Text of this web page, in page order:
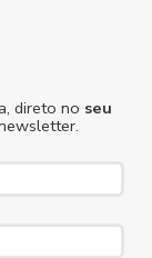
direto no seu